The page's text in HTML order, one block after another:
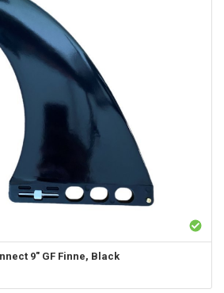
9" GF Finne, Black